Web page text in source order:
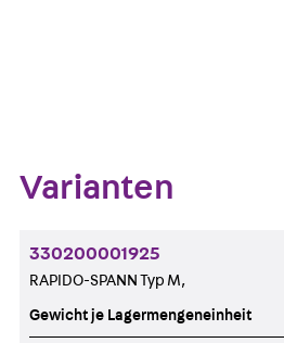
Varianten
330200001925
RAPIDO-SPANN Typ M,
Gewicht je Lagermengeneinheit